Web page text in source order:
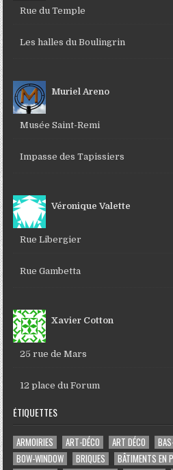
Rue du Temple
Les halles du Boulingrin
Muriel Areno
Musée Saint-Remi
Impasse des Tapissiers
Véronique Valette
Rue Libergier
Rue Gambetta
Xavier Cotton
25 rue de Mars
12 place du Forum
ÉTIQUETTES
ARMOIRIES ART-DÉCO ART DÉCO
BOW-WINDOW
BRIQUES
BÂTIMENTS EN